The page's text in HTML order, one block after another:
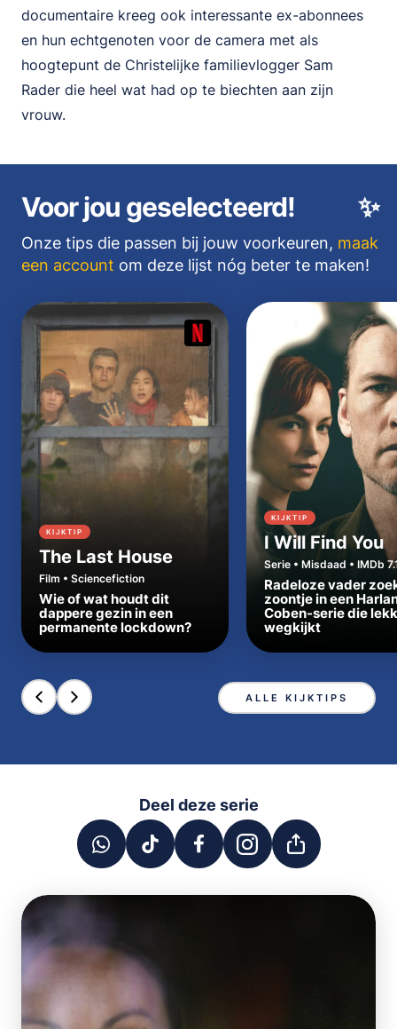
documentaire kreeg ook interessante ex-abonnees
en hun echtgenoten voor de camera met als
hoogtepunt de Christelijke familievlogger Sam
Rader die heel wat had op te biechten aan zijn
vrouw.
✨
Voor jou geselecteerd!
Onze tips die passen bij jouw voorkeuren, maak
een account om deze lijst nóg beter te maken!
KIJKTIP
The Last House
Film • Sciencefiction
Wie of wat houdt dit
dappere gezin in een
permanente lockdown?
KIJKTIP
I Will Find You
Serie • Misdaad • IMDb
Radeloze vader
zoontje in een
Coben-serie die
wegkijkt
ALLE KIJKTIPS
Deel deze serie